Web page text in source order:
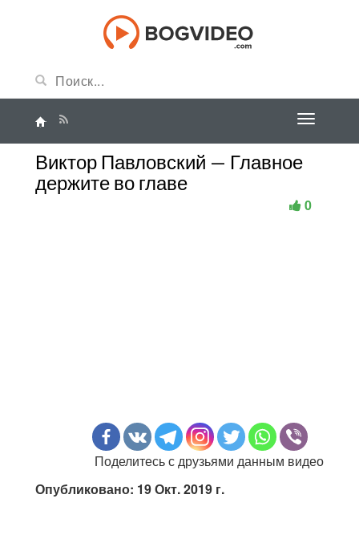
Виктор Павловский — Главное
держите во главе
0
Поделитесь с друзьями данным видео
Опубликовано: 19 Окт. 2019 г.